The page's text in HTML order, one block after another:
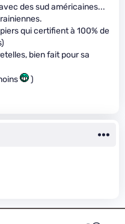
des sud américaines...
qui certifient à 100% de
bien fait pour sa
)